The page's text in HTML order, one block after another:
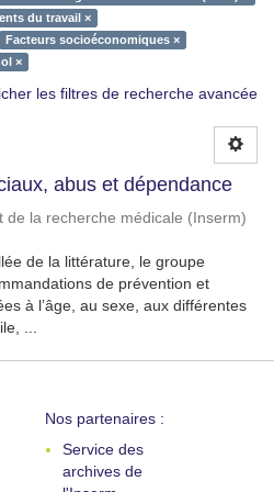
du travail ×
Facteurs socioéconomiques ×
×
les filtres de recherche avancée
abus et dépendance
de la recherche médicale (Inserm)
de la littérature, le groupe
de prévention et
à l’âge, au sexe, aux différentes
...
Nos partenaires :
Service des
archives de